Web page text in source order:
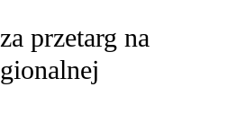
przetarg na